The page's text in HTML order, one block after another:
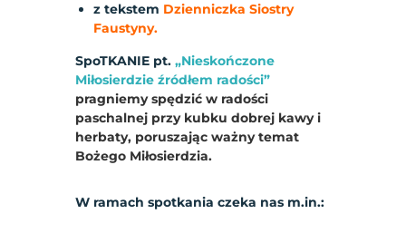
z tekstem Dzienniczka Siostry
Faustyny.
SpoTKANIE pt.„Nieskończone
Miłosierdzie źródłem radości”
pragniemy spędzić w radości
paschalnej przy kubku dobrej kawy i
herbaty, poruszając ważny temat
Bożego Miłosierdzia.
W ramach spotkania czeka nas m.in.: